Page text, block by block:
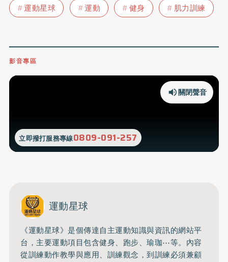
運動星球 運動 健身 肌力訓練
影音專區
立即撥打服務專線0809-091-257
關閉聲音
運動星球
《運動星球》是個傳達自主運動知識與資訊的網站平
台，主要運動項目包含健身、跑步、瑜珈⋯等。內容
從訓練動作教學與應用、訓練觀念，到訓練必須兼顧